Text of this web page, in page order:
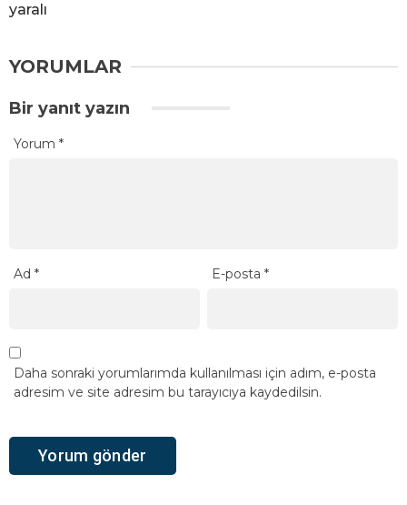
yaralı
YORUMLAR
Bir yanıt yazın
Yorum *
Ad * E-posta*
Daha sonraki yorumlarımda kullanılması için adım, e-posta
adresim ve site adresim bu tarayıcıya kaydedilsin.